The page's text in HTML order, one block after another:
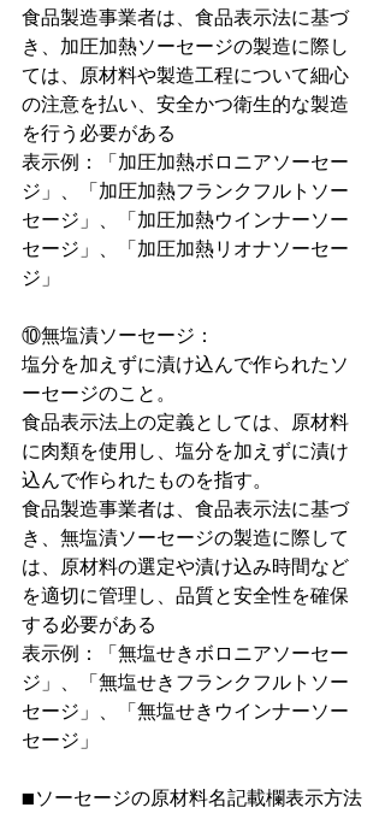
食品製造事業者は、食品表示法に基づ
き、加圧加熱ソーセージの製造に際し
ては、原材料や製造工程について細心
の注意を払い、安全かつ衛生的な製造
を行う必要がある
表示例：「加圧加熱ボロニアソーセー
ジ」、「加圧加熱フランクフルトソー
セージ」、「加圧加熱ウインナーソー
セージ」、「加圧加熱リオナソーセー
ジ」
⑩無塩漬ソーセージ：
塩分を加えずに漬け込んで作られたソ
ーセージのこと。
食品表示法上の定義としては、原材料
に肉類を使用し、塩分を加えずに漬け
込んで作られたものを指す。
食品製造事業者は、食品表示法に基づ
き、無塩漬ソーセージの製造に際して
は、原材料の選定や漬け込み時間など
を適切に管理し、品質と安全性を確保
する必要がある
表示例：「無塩せきボロニアソーセー
ジ」、「無塩せきフランクフルトソー
セージ」、「無塩せきウインナーソー
セージ」
■ソーセージの原材料名記載欄表示方法